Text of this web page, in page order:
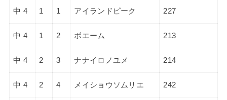
中 4 1 1 アイランドピーク 227
中 4 1 2 ボエーム 213
中 4 2 3 ナナイロノユメ 214
中 4 2 4 メイショウソムリエ 242